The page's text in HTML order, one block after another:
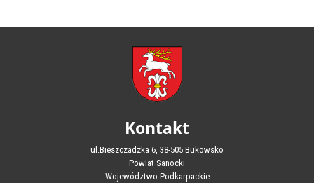
Kontakt
ul.Bieszczadzka 6, 38-505 Bukowsko
Powiat Sanocki
Województwo Podkarpackie